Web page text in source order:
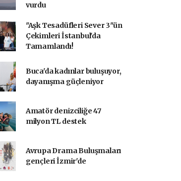
vurdu
"Aşk Tesadüfleri Sever 3"ün
Çekimleri İstanbul'da
Tamamlandı!
Buca'da kadınlar buluşuyor,
dayanışma güçleniyor
Amatör denizciliğe 47
milyon TL destek
Avrupa Drama Buluşmaları
gençleri İzmir'de